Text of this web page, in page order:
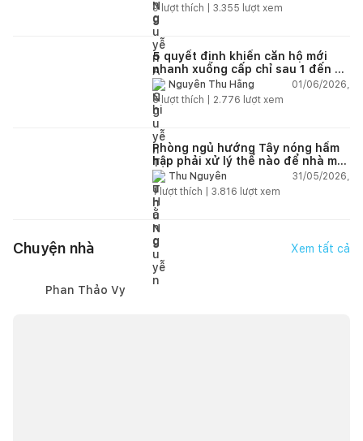
9lượt thích | 3.355 lượt xem
5 quyết định khiến căn hộ mới
nhanh xuống cấp chỉ sau 1 đến 2
nămNguyễn Thu Hằng
01/06/2026,
5lượt thích | 2.776 lượt xem
Phòng ngủ hướng Tây nóng hầm
hập phải xử lý thế nào để nhà mát
hơn?Thu Nguyễn
31/05/2026,
1lượt thích | 3.816 lượt xem
Chuyện nhà Xem tất cả
Phan Thảo Vy